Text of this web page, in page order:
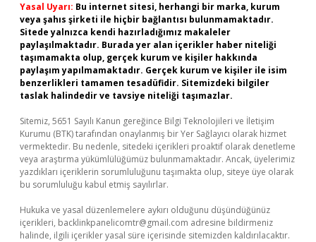
Yasal Uyarı: Bu internet sitesi, herhangi bir marka, kurum
veya şahıs şirketi ile hiçbir bağlantısı bulunmamaktadır.
Sitede yalnızca kendi hazırladığımız makaleler
paylaşılmaktadır. Burada yer alan içerikler haber niteliği
taşımamakta olup, gerçek kurum ve kişiler hakkında
paylaşım yapılmamaktadır. Gerçek kurum ve kişiler ile isim
benzerlikleri tamamen tesadüfidir. Sitemizdeki bilgiler
taslak halindedir ve tavsiye niteliği taşımazlar.
Sitemiz, 5651 Sayılı Kanun gereğince Bilgi Teknolojileri ve İletişim
Kurumu (BTK) tarafından onaylanmış bir Yer Sağlayıcı olarak hizmet
vermektedir. Bu nedenle, sitedeki içerikleri proaktif olarak denetleme
veya araştırma yükümlülüğümüz bulunmamaktadır. Ancak, üyelerimiz
yazdıkları içeriklerin sorumluluğunu taşımakta olup, siteye üye olarak
bu sorumluluğu kabul etmiş sayılırlar.
Hukuka ve yasal düzenlemelere aykırı olduğunu düşündüğünüz
içerikleri, backlinkpanelicomtr@gmail.com adresine bildirmeniz
halinde, ilgili içerikler yasal süre içerisinde sitemizden kaldırılacaktır.